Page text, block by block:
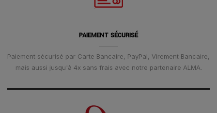
PAIEMENT SÉCURISÉ
Paiement sécurisé par Carte Bancaire, PayPal, Virement Bancaire,
mais aussi jusqu'à 4x sans frais avec notre partenaire ALMA.